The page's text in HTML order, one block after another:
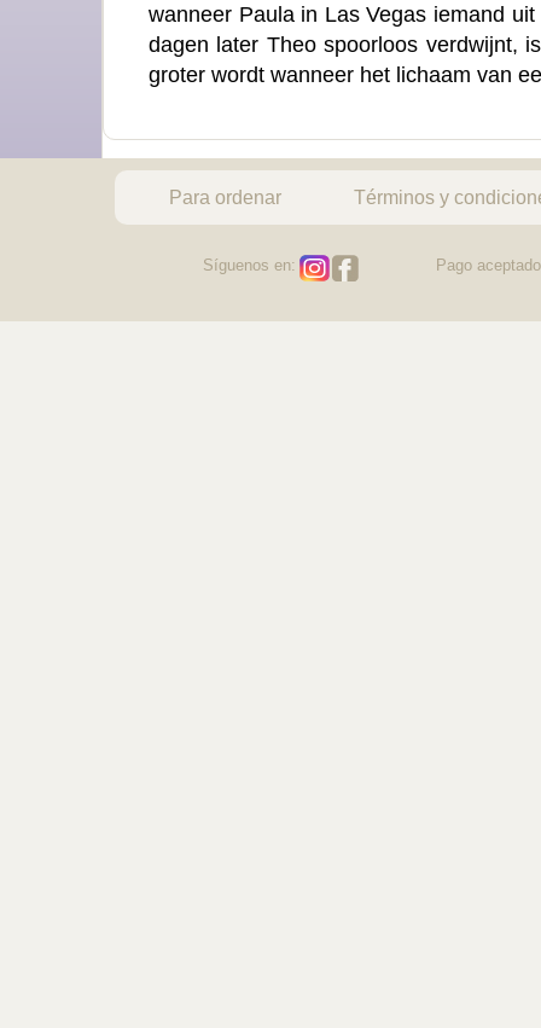
wanneer Paula in Las Vegas iemand
dagen later Theo spoorloos verdwijnt,
groter wordt wanneer het lichaam van
Para ordenar Términos y
Síguenos en: Pago